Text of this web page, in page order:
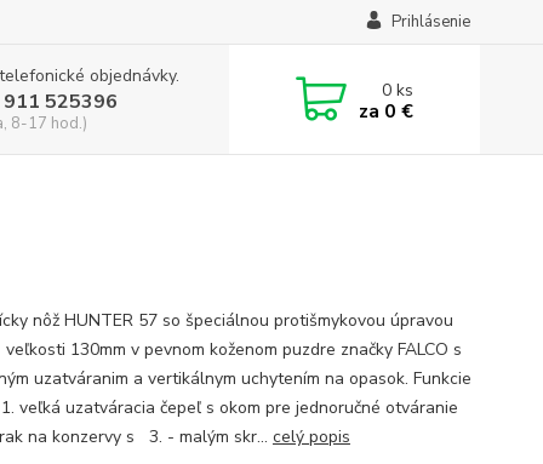
Prihlásenie
objednávky.
525396
8-17 hod.)
0ks
za 0 €
nôž HUNTER 57 so špeciálnou protišmykovou úpravou
veľkosti 130mm v pevnom koženom puzdre značky FALCO s
uzatváranim a vertikálnym uchytením na opasok. Funkcie
veľká uzatváracia čepeľ s okom pre jednoručné otváranie
na konzervy s 3. - malým skr... celý popis